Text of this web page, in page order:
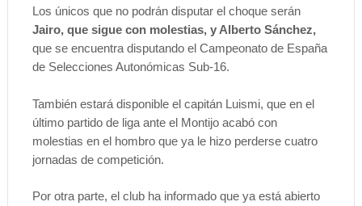
Los únicos que no podrán disputar el choque serán
Jairo, que sigue con molestias, y Alberto Sánchez,
que se encuentra disputando el Campeonato de España
de Selecciones Autonómicas Sub-16.
También estará disponible el capitán Luismi, que en el
último partido de liga ante el Montijo acabó con
molestias en el hombro que ya le hizo perderse cuatro
jornadas de competición.
Por otra parte, el club ha informado que ya está abierto